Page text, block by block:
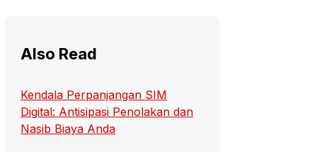
Also Read
Kendala Perpanjangan SIM
Digital: Antisipasi Penolakan dan
Nasib Biaya Anda